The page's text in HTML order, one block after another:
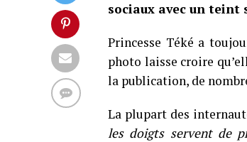
sociaux avec un teint
Princesse Téké a
photo laisse croire
la publication, de
La plupart des
les doigts servent de